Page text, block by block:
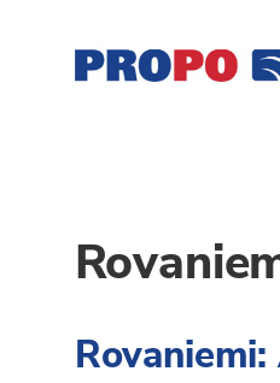
ensisijaiseen
valikkoon
pääsisältöön
alatunnisteeseen
Suomen
Ry
potilasjärjestö,
joka
perustettu